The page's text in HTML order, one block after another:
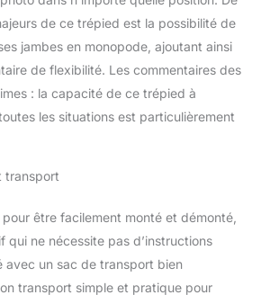
l'horizontal afin
d'augmenter des
possibilités de prise de
vue. La colonne central
pour réaliser une
Macrophotographie ou
de ce trépied est la possibilité de
jambes en monopode, ajoutant ainsi
de flexibilité. Les commentaires des
: la capacité de ce trépied à
les situations est particulièrement
transport
être facilement monté et démonté,
qui ne nécessite pas d’instructions
avec un sac de transport bien
transport simple et pratique pour